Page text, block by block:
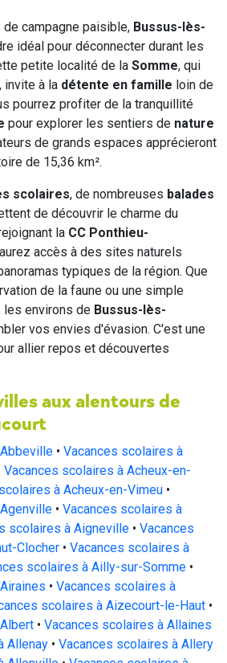
campagne paisible, Bussus-lès-
idéal pour déconnecter durant les
petite localité de la Somme, qui
invite à la détente en famille loin de
pourrez profiter de la tranquillité
pour explorer les sentiers de nature
de grands espaces apprécieront
de 15,36 km².
scolaires, de nombreuses balades
de découvrir le charme du
la CC Ponthieu-
accès à des sites naturels
typiques de la région. Que
de la faune ou une simple
les environs de Bussus-lès-
vos envies d'évasion. C'est une
allier repos et découvertes
aux alentours de
• Vacances scolaires à
Vacances scolaires à Acheux-en-
à Acheux-en-Vimeu •
• Vacances scolaires à
scolaires à Aigneville • Vacances
Clocher • Vacances scolaires à
scolaires à Ailly-sur-Somme •
• Vacances scolaires à
scolaires à Aizecourt-le-Haut •
• Vacances scolaires à Allaines
Allenay • Vacances scolaires à Allery